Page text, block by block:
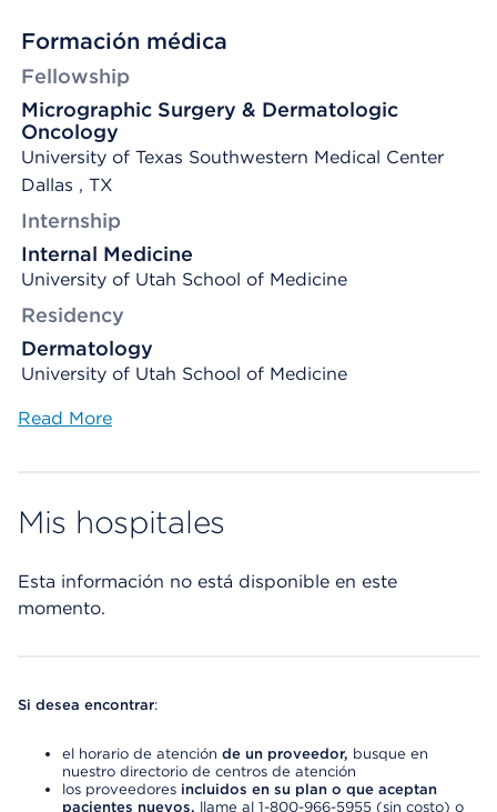
Formación médica
Fellowship
Micrographic Surgery & Dermatologic
Oncology
University of Texas Southwestern Medical Center
Dallas , TX
Internship
Internal Medicine
University of Utah School of Medicine
Residency
Dermatology
University of Utah School of Medicine
Read More
Mis hospitales
Esta información no está disponible en este
momento.
Si desea encontrar:
el horario de atención de un proveedor, busque en
nuestro directorio de centros de atención
los proveedores incluidos en su plan o que aceptan
pacientes nuevos, llame al 1-800-966-5955 (sin costo) o